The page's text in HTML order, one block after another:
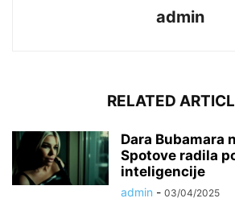
admin
RELATED
Dara Bubamara
Spotove radila
inteligencije
admin - 03/04/2025